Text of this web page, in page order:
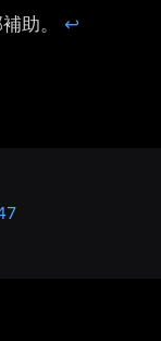
助。 ↩︎